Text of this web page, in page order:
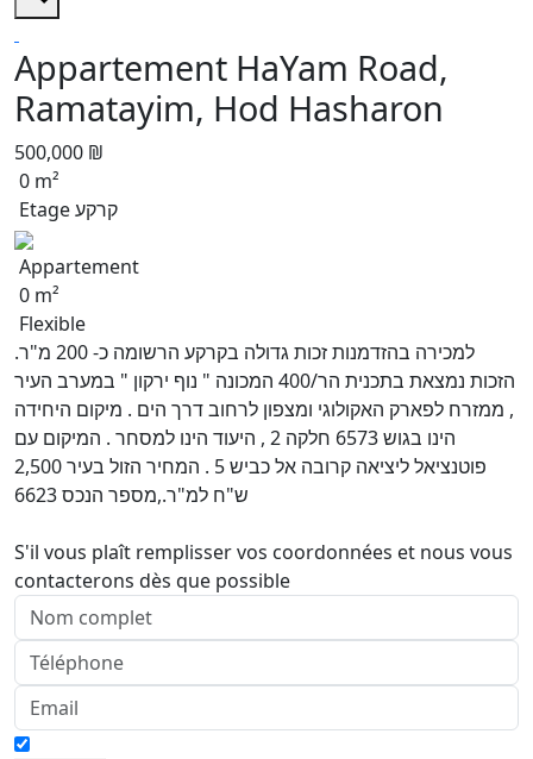
Appartement HaYam Road,
Ramatayim, Hod Hasharon
500,000 ₪
0 m²
Etage קרקע
Appartement
0 m²
Flexible
למכירה בהזדמנות זכות גדולה בקרקע הרשומה כ- 200 מ"ר.
הזכות נמצאת בתכנית הר/400 המכונה " נוף ירקון " במערב העיר
, ממזרח לפארק האקולוגי ומצפון לרחוב דרך הים . מיקום היחידה
הינו בגוש 6573 חלקה 2 , היעוד הינו למסחר . המיקום עם
פוטנציאל ליציאה קרובה אל כביש 5 . המחיר הזול בעיר 2,500
ש"ח למ"ר.,מספר הנכס 6623
S'il vous plaît remplisser vos coordonnées et nous vous
contacterons dès que possible